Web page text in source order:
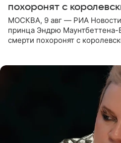
похоронят с
МОСКВА, 9 авг — РИА
принца Эндрю Маунтбеттена-
смерти похоронят с